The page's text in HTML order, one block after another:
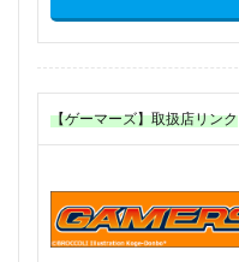
【ゲーマーズ】取扱店リンク